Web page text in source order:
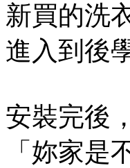
新買的洗
進入到後
安裝完後
「妳家